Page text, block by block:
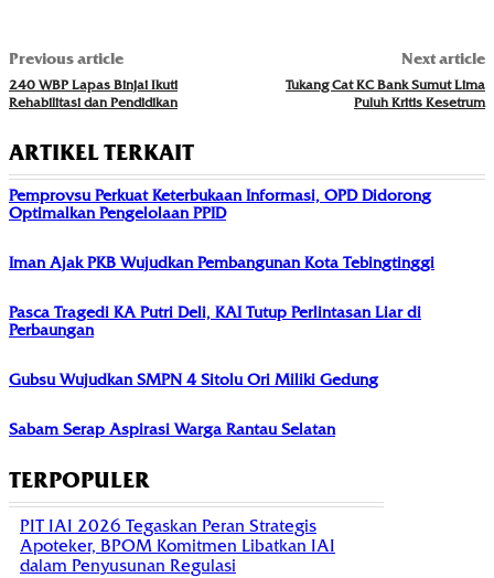
Previous article
240 WBP Lapas Binjai Ikuti
Rehabilitasi dan Pendidikan
Next article
Tukang Cat KC Bank Sumut Lima
Puluh Kritis Kesetrum
ARTIKEL TERKAIT
Pemprovsu Perkuat Keterbukaan Informasi, OPD Didorong
Optimalkan Pengelolaan PPID
Iman Ajak PKB Wujudkan Pembangunan Kota Tebingtinggi
Pasca Tragedi KA Putri Deli, KAI Tutup Perlintasan Liar di
Perbaungan
Gubsu Wujudkan SMPN 4 Sitolu Ori Miliki Gedung
Sabam Serap Aspirasi Warga Rantau Selatan
TERPOPULER
PIT IAI 2026 Tegaskan Peran Strategis
Apoteker, BPOM Komitmen Libatkan IAI
dalam Penyusunan Regulasi